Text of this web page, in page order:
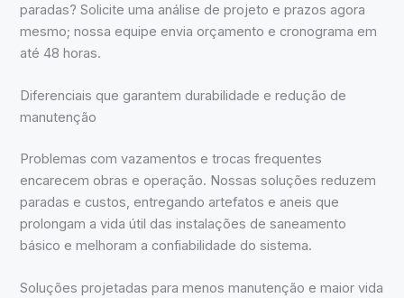
paradas? Solicite uma análise de projeto e prazos agora
mesmo; nossa equipe envia orçamento e cronograma em
até 48 horas.
Diferenciais que garantem durabilidade e redução de
manutenção
Problemas com vazamentos e trocas frequentes
encarecem obras e operação. Nossas soluções reduzem
paradas e custos, entregando artefatos e aneis que
prolongam a vida útil das instalações de saneamento
básico e melhoram a confiabilidade do sistema.
Soluções projetadas para menos manutenção e maior vida